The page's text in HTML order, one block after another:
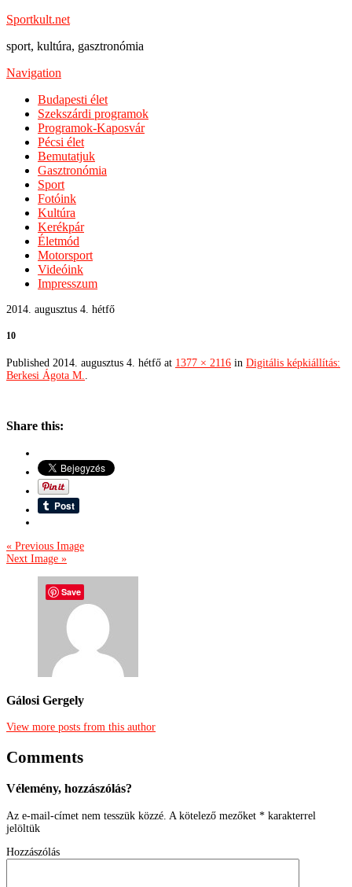
Sportkult.net
sport, kultúra, gasztronómia
Navigation
Budapesti élet
Szekszárdi programok
Programok-Kaposvár
Pécsi élet
Bemutatjuk
Gasztronómia
Sport
Fotóink
Kultúra
Kerékpár
Életmód
Motorsport
Videóink
Impresszum
2014. augusztus 4. hétfő
10
Published 2014. augusztus 4. hétfő at 1377 × 2116 in Digitális képkiállítás:
Berkesi Ágota M.
Share this:
« Previous Image
Next Image »
Gálosi Gergely
View more posts from this author
Comments
Vélemény, hozzászólás?
Az e-mail-címet nem tesszük közzé. A kötelező mezőket * karakterrel
jelöltük
Hozzászólás
Save